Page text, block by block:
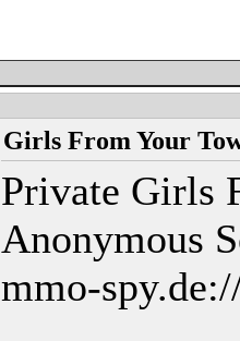
Girls From Your
Private Girls
Anonymous
mmo-